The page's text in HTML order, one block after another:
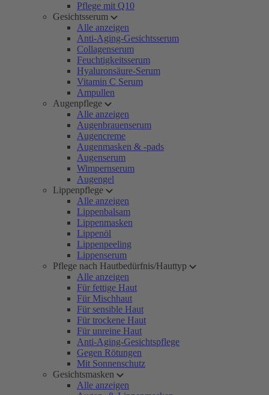
Pflege mit Q10
Gesichtsserum
Alle anzeigen
Anti-Aging-Gesichtsserum
Collagenserum
Feuchtigkeitsserum
Hyaluronsäure-Serum
Vitamin C Serum
Ampullen
Augenpflege
Alle anzeigen
Augenbrauenserum
Augencreme
Augenmasken & -pads
Augenserum
Wimpernserum
Augengel
Lippenpflege
Alle anzeigen
Lippenbalsam
Lippenmasken
Lippenöl
Lippenpeeling
Lippenserum
Pflege nach Hautbedürfnis/Hauttyp
Alle anzeigen
Für fettige Haut
Für Mischhaut
Für sensible Haut
Für trockene Haut
Für unreine Haut
Anti-Aging-Gesichtspflege
Gegen Rötungen
Mit Sonnenschutz
Gesichtsmasken
Alle anzeigen